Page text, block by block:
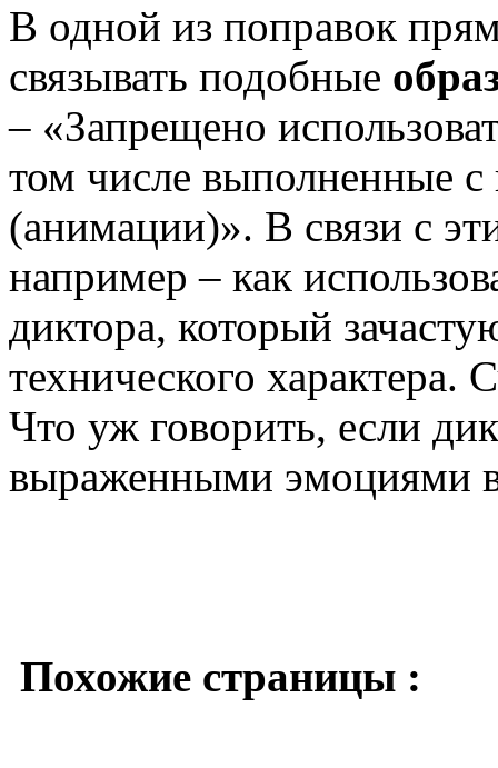
В одной из поправок
связывать подобные
– «Запрещено
том числе выполненные
(анимации)». В связи с
например – как
диктора, который
технического характера.
Что уж говорить, если
выраженными эмоциями
Похожие страницы :